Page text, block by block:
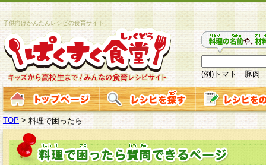
子供向けかんたんレシピの食育サイト
(例)トマト 豚肉
TOP >料理で困ったら